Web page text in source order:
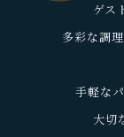
ゲス
多彩な調
手軽な
大切